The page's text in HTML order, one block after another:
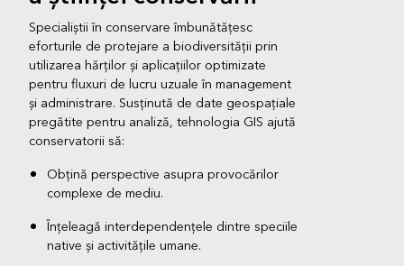
Specialiștii în conservare îmbunătățesc
eforturile de protejare a biodiversității prin
utilizarea hărților și aplicațiilor optimizate
pentru fluxuri de lucru uzuale în management
și administrare. Susținută de date geospațiale
pregătite pentru analiză, tehnologia GIS ajută
conservatorii să:
Obțină perspective asupra provocărilor
complexe de mediu.
Înțeleagă interdependențele dintre speciile
native și activitățile umane.